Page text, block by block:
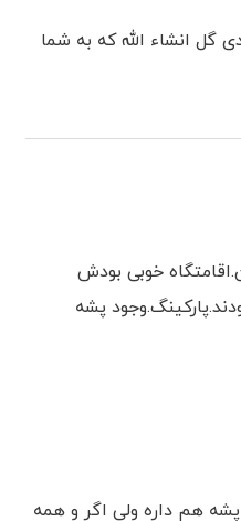
گل انشاء الله که به شما
خوبی بودش
پشه
هم داره ولی اگر و همه